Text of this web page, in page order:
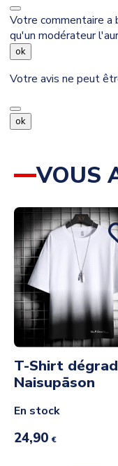
Votre commentaire a
qu'un modérateur
ok
Votre avis ne peut
ok
VOUS
T-Shirt
Naisupāson
En stock
24,90 €